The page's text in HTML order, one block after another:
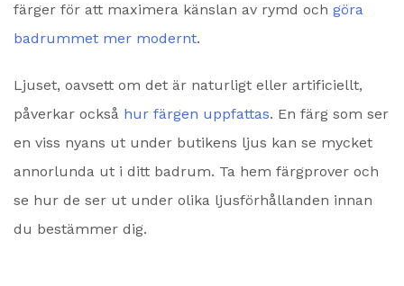
färger för att maximera känslan av rymd och göra
badrummet mer modernt.
Ljuset, oavsett om det är naturligt eller artificiellt,
påverkar också hur färgen uppfattas. En färg som ser
en viss nyans ut under butikens ljus kan se mycket
annorlunda ut i ditt badrum. Ta hem färgprover och
se hur de ser ut under olika ljusförhållanden innan
du bestämmer dig.